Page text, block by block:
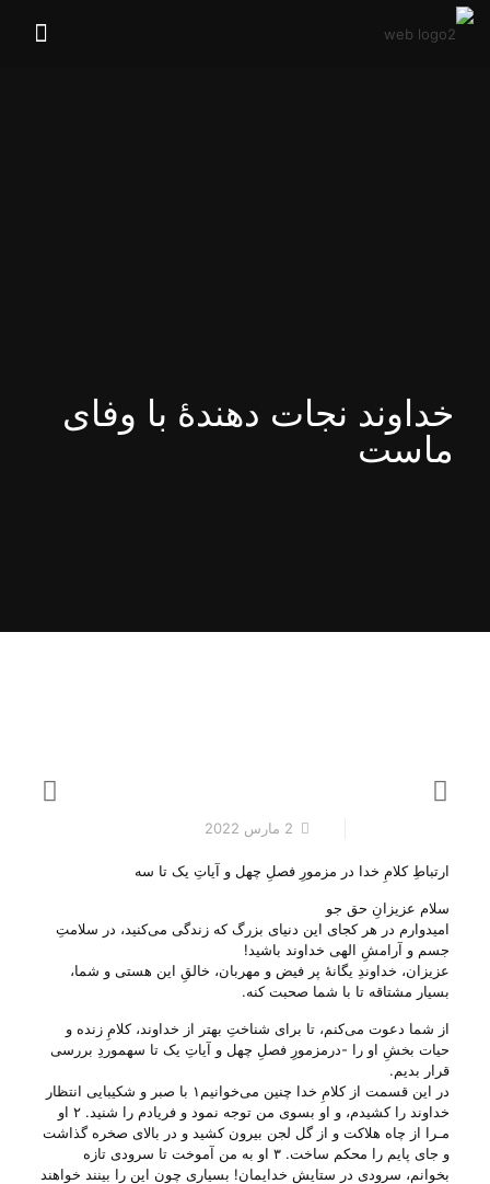
خداوند نجات دهندهٔ با وفای
ماست
2 مارس 2022
ارتباطِ کلامِ خدا در مزمورِ فصلِ چهل و آیاتِ یک تا سه
سلام عزیزانِ حق جو
امیدوارم در هر کجای این دنیای بزرگ که زندگی می‌‌کنید، در سلامتِ
جسم و آرامشِ الهی خداوند باشید!
عزیزان، خداوندِ یگانهٔ پر فیض و مهربان، خالقِ این هستی‌ و شما،
بسیار مشتاقه تا با شما صحبت کنه.
از شما دعوت می‌‌کنم، تا برای شناختِ بهتر از خداوند، کلامِ زنده و
حیات بخشِ او را -درمزمورِ فصلِ چهل و آیاتِ یک تا سهموردِ بررسی
قرار بدیم.
در این قسمت از کلامِ خدا چنین می‌‌خوانیم۱ با صبر و شکیبایی انتظار
خداوند را کشیدم، و او بسوی من توجه نمود و فریادم را شنید. ۲ او
مـرا از چاه هلاکت و از گل لجن بیرون کشید و در بالای صخره گذاشت
و جای پایم را محکم ساخت. ۳ او به من آموخت تا سرودی تازه
بخوانم، سرودی در ستایش خدایمان! بسیاری چون این را بینند خواهند